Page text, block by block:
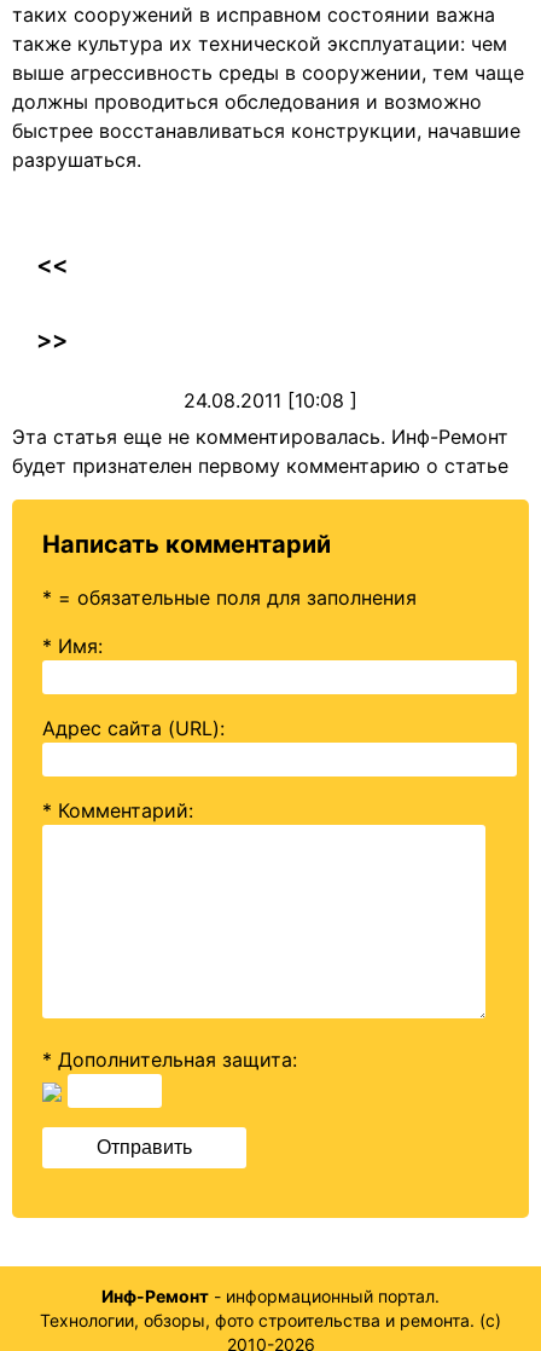
таких сооружений в исправном со­стоянии важна
также культура их технической эксплуата­ции: чем
выше агрессивность среды в сооружении, тем чаще
должны проводиться обследования и возможно
быстрее восста­навливаться конструкции, начавшие
разрушаться.
<<
>>
24.08.2011 [10:08 ]
Эта статья еще не комментировалась. Инф-Ремонт
будет признателен первому комментарию о статье
Написать комментарий
* = обязательные поля для заполнения
* Имя:
Адрес сайта (URL):
* Комментарий:
* Дополнительная защита:
Инф-Ремонт - информационный портал.
Технологии, обзоры, фото строительства и ремонта. (c)
2010-2026